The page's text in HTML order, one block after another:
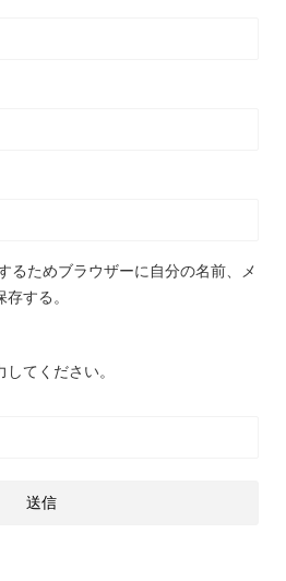
るためブラウザーに自分の名前、メ
する。
てください。